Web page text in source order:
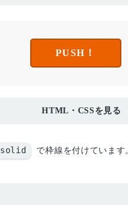
PUSH！
HTML・CSSを見る
solid で枠線を付けています